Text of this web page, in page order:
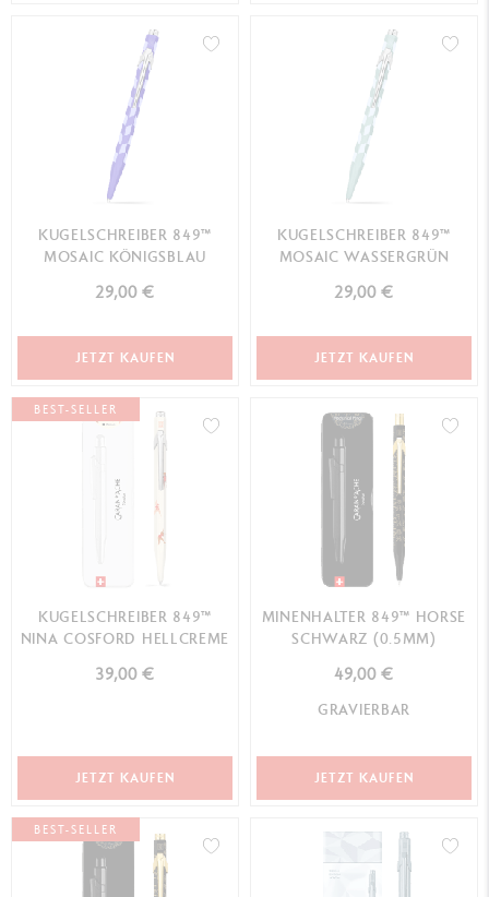
KUGELSCHREIBER 849™
MOSAIC KÖNIGSBLAU
29,00 €
JETZT KAUFEN
KUGELSCHREIBER 849™
MOSAIC WASSERGRÜN
29,00 €
JETZT KAUFEN
BEST-SELLER
KUGELSCHREIBER 849™
NINA COSFORD HELLCREME
39,00 €
JETZT KAUFEN
MINENHALTER 849™ HORSE
SCHWARZ (0.5MM)
49,00 €
GRAVIERBAR
JETZT KAUFEN
BEST-SELLER